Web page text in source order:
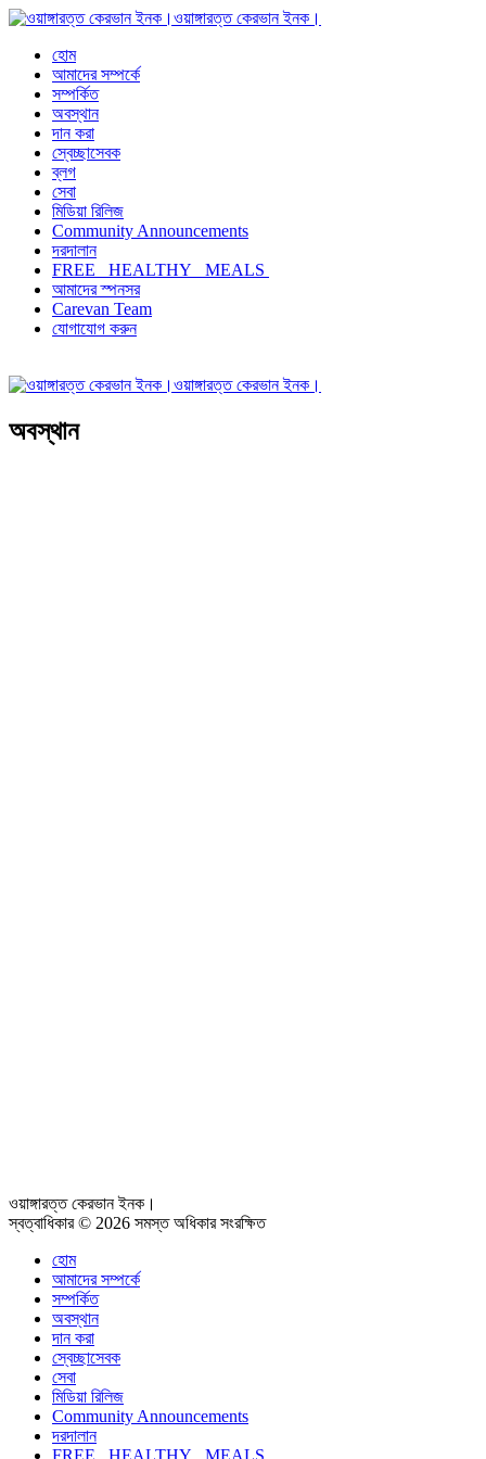
ওয়াঙ্গারত্ত কেরভান ইনক।
হোম
আমাদের সম্পর্কে
সম্পর্কিত
অবস্থান
দান করা
স্বেচ্ছাসেবক
ব্লগ
সেবা
মিডিয়া রিলিজ
Community Announcements
দরদালান
FREE HEALTHY MEALS
আমাদের স্পনসর
Carevan Team
যোগাযোগ করুন
ওয়াঙ্গারত্ত কেরভান ইনক।
অবস্থান
ওয়াঙ্গারত্ত কেরভান ইনক।
স্বত্বাধিকার © 2026 সমস্ত অধিকার সংরক্ষিত
হোম
আমাদের সম্পর্কে
সম্পর্কিত
অবস্থান
দান করা
স্বেচ্ছাসেবক
সেবা
মিডিয়া রিলিজ
Community Announcements
দরদালান